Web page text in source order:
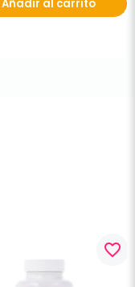
Añadir al carrito
favorite_border